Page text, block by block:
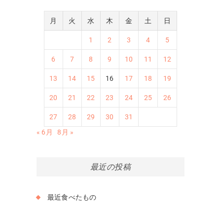
月 火 水 木 金 土 日
1 2 3 4 5
6 7 8 9 10 11 12
13 14 15 16 17 18 19
20 21 22 23 24 25 26
27 28 29 30
31
« 6月
8月 »
最近の投稿
最近食べたもの